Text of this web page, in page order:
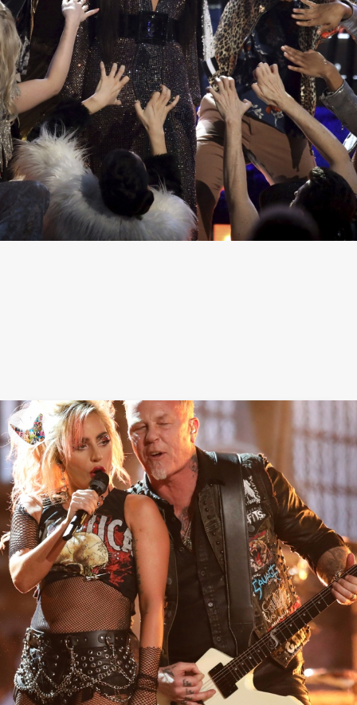
Demi Lovato, diosa exótica